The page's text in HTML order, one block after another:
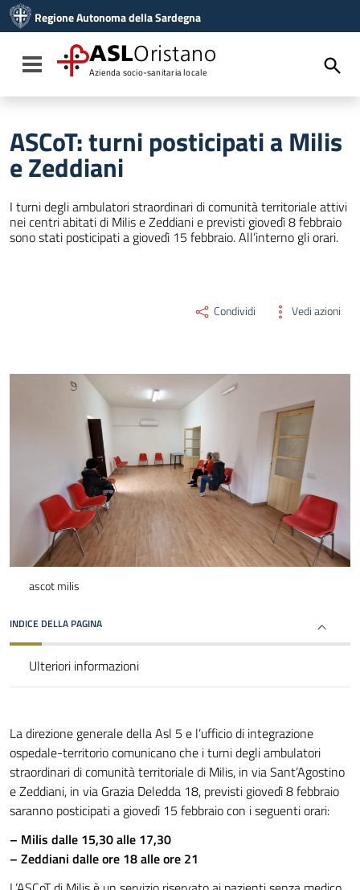
Vai al menu di navigazione
Vai al footer
Regione Autonoma della Sardegna
Toggle navigation
ASLOristano
Azienda socio-sanitaria locale
ASCoT: turni posticipati a Milis
e Zeddiani
I turni degli ambulatori straordinari di comunità territoriale attivi
nei centri abitati di Milis e Zeddiani e previsti giovedì 8 febbraio
sono stati posticipati a giovedì 15 febbraio. All’interno gli orari.
Condividi Vedi azioni
ascot milis
INDICE DELLA PAGINA
Ulteriori informazioni
La direzione generale della Asl 5 e l’ufficio di integrazione
ospedale-territorio comunicano che i turni degli ambulatori
straordinari di comunità territoriale di Milis, in via Sant’Agostino
e Zeddiani, in via Grazia Deledda 18, previsti giovedì 8 febbraio
saranno posticipati a giovedì 15 febbraio con i seguenti orari:
– Milis dalle 15,30 alle 17,30
– Zeddiani dalle ore 18 alle ore 21